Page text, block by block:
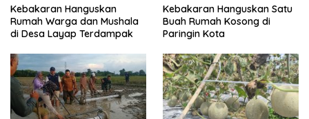
Kebakaran Hanguskan
Rumah Warga dan Mushala
di Desa Layap Terdampak
Kebakaran Hanguskan Satu
Buah Rumah Kosong di
Paringin Kota